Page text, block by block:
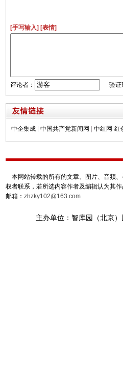
[手写输入] [表情]
评论者： 验证
中企集成 | 中国共产党新闻网 | 中红网-红
本网站转载的所有的文章、图片、音频
权者联系，若所选内容作者及编辑认为其
邮箱： zhzky102@163.com
主办单位：智库园（北京